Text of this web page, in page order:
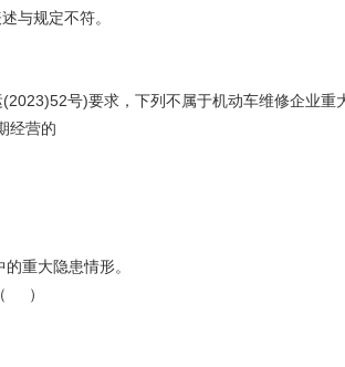
与规定不符。
号)要求，下列不属于机动车维修企业重
经营的
重大隐患情形。
）